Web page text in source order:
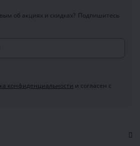
об акциях и скидках? Подпишитесь
конфиденциальности и согласен с